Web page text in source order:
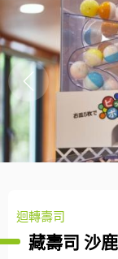
迴轉壽司
藏壽司 沙